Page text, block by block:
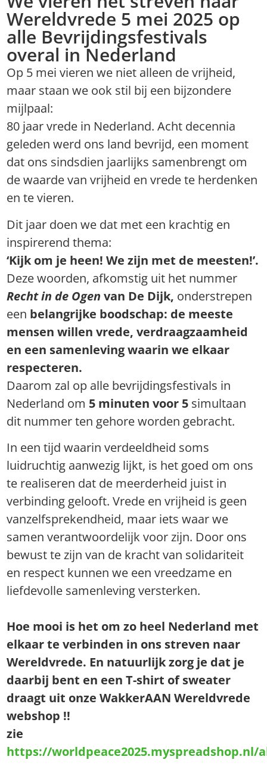
Wereldvrede 5 mei 2025 op
alle Bevrijdingsfestivals
overal in Nederland
Op 5 mei vieren we niet alleen de vrijheid,
maar staan we ook stil bij een bijzondere
mijlpaal:
80 jaar vrede in Nederland. Acht decennia
geleden werd ons land bevrijd, een moment
dat ons sindsdien jaarlijks samenbrengt om
de waarde van vrijheid en vrede te herdenken
en te vieren.
Dit jaar doen we dat met een krachtig en
inspirerend thema:
‘Kijk om je heen! We zijn met de meesten!’.
Deze woorden, afkomstig uit het nummer
Recht in de Ogen van De Dijk, onderstrepen
een belangrijke boodschap: de meeste
mensen willen vrede, verdraagzaamheid
en een samenleving waarin we elkaar
respecteren.
Daarom zal op alle bevrijdingsfestivals in
Nederland om 5 minuten voor 5 simultaan
dit nummer ten gehore worden gebracht.
In een tijd waarin verdeeldheid soms
luidruchtig aanwezig lijkt, is het goed om ons
te realiseren dat de meerderheid juist in
verbinding gelooft. Vrede en vrijheid is geen
vanzelfsprekendheid, maar iets waar we
samen verantwoordelijk voor zijn. Door ons
bewust te zijn van de kracht van solidariteit
en respect kunnen we een vreedzame en
liefdevolle samenleving versterken.
Hoe mooi is het om zo heel Nederland met
elkaar te verbinden in ons streven naar
Wereldvrede. En natuurlijk zorg je dat je
daarbij bent en een T-shirt of sweater
draagt uit onze WakkerAAN Wereldvrede
webshop !!
zie
https://worldpeace2025.myspreadshop.nl/